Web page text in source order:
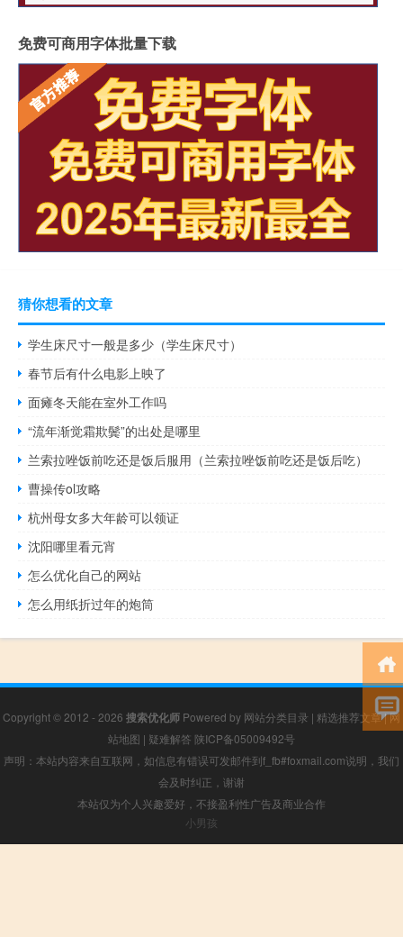
免费可商用字体批量下载
猜你想看的文章
学生床尺寸一般是多少（学生床尺寸）
春节后有什么电影上映了
面瘫冬天能在室外工作吗
“流年渐觉霜欺鬓”的出处是哪里
兰索拉唑饭前吃还是饭后服用（兰索拉唑饭前吃还是饭后吃）
曹操传ol攻略
杭州母女多大年龄可以领证
沈阳哪里看元宵
怎么优化自己的网站
怎么用纸折过年的炮筒
Copyright © 2012 - 2026 搜索优化师 Powered by 网站分类目录 | 精选推荐文章|网
站地图 | 疑难解答 陕ICP备05009492号
声明：本站内容来自互联网，如信息有错误可发邮件到f_fb#foxmail.com说明，我们
会及时纠正，谢谢
本站仅为个人兴趣爱好，不接盈利性广告及商业合作
小男孩